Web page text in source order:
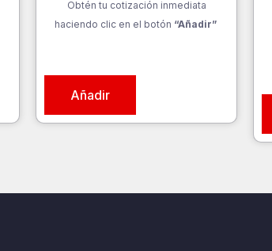
Obtén tu cotización inmediata
haciendo clic en el botón “Añadir”
Añadir